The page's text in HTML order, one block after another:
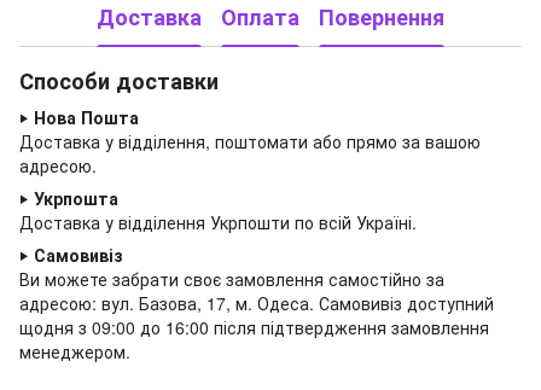
Доставка Оплата Повернення
Способи доставки
‣ Нова Пошта
Доставка у відділення, поштомати або прямо за вашою
адресою.
‣ Укрпошта
Доставка у відділення Укрпошти по всій Україні.
‣ Самовивіз
Ви можете забрати своє замовлення самостійно за
адресою: вул. Базова, 17, м. Одеса. Самовивіз доступний
щодня з 09:00 до 16:00 після підтвердження замовлення
менеджером.